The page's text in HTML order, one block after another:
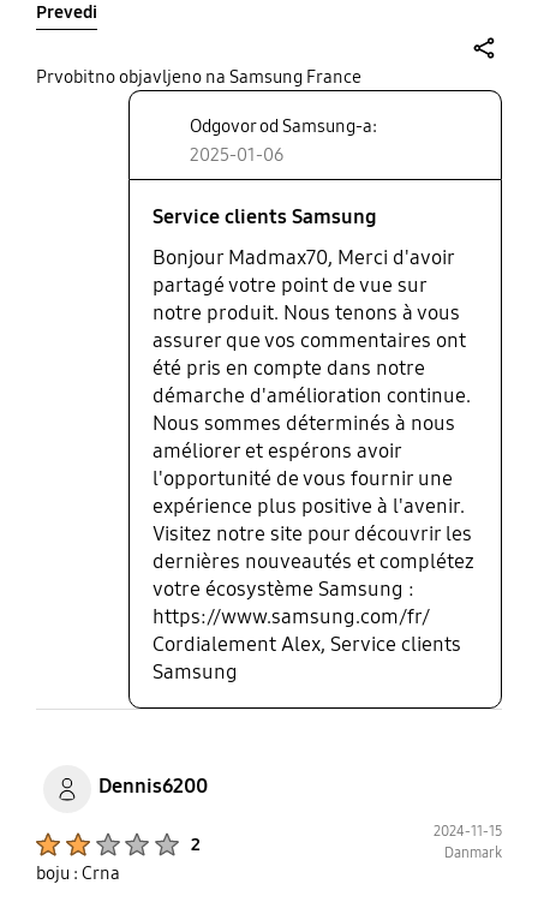
la vitre de mon S7 qui ne possède pas de vitre de
protection, est impeccable sans aucunes rayures.
Avec le smart view pour le S24, la partie exposée
du téléphone ne tiendra pas 7 ans sans rayures. Au
bout d'un an il sera abimé si vous ne mettez pas
une vitre de protection. Ou sont les étuis smart
view d'autrefois qui protège vraiment votre
téléphone !!!!!
Prevedi
Prvobitno objavljeno na Samsung France
Odgovor od Samsung-a:
2025-01-06
Service clients Samsung
Bonjour Madmax70, Merci d'avoir
partagé votre point de vue sur
notre produit. Nous tenons à vous
assurer que vos commentaires ont
été pris en compte dans notre
démarche d'amélioration continue.
Nous sommes déterminés à nous
améliorer et espérons avoir
l'opportunité de vous fournir une
expérience plus positive à l'avenir.
Visitez notre site pour découvrir les
dernières nouveautés et complétez
votre écosystème Samsung :
https://www.samsung.com/fr/
Cordialement Alex, Service clients
Samsung
Dennis6200
2
2024-11-15
Danmark
boju : Crna